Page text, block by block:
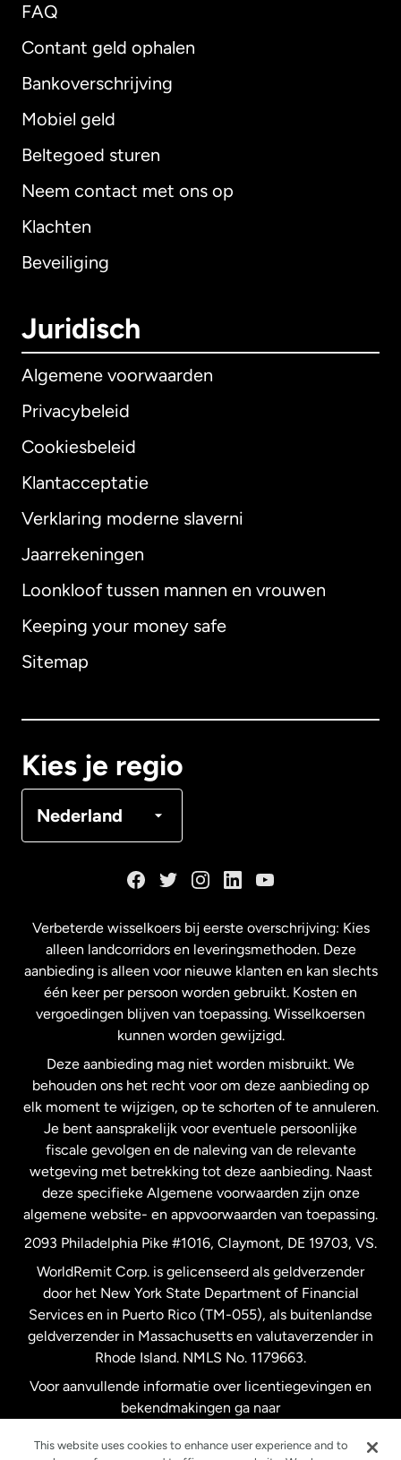
FAQ
Contant geld ophalen
Bankoverschrijving
Mobiel geld
Beltegoed sturen
Neem contact met ons op
Klachten
Beveiliging
Juridisch
Algemene voorwaarden
Privacybeleid
Cookiesbeleid
Klantacceptatie
Verklaring moderne slaverni
Jaarrekeningen
Loonkloof tussen mannen en vrouwen
Keeping your money safe
Sitemap
Kies je regio
Nederland
Internationaal English
Australië
Maleisië
Nederland
Nieuw-Zeeland
Spanje
Verenigd Koninkrijk
Verenigde Staten English
Verenigde Staten Español
Zweden
Verbeterde wisselkoers bij eerste overschrijving: Kies
alleen landcorridors en leveringsmethoden. Deze
aanbieding is alleen voor nieuwe klanten en kan slechts
één keer per persoon worden gebruikt. Kosten en
vergoedingen blijven van toepassing. Wisselkoersen
kunnen worden gewijzigd.
Deze aanbieding mag niet worden misbruikt. We
behouden ons het recht voor om deze aanbieding op
elk moment te wijzigen, op te schorten of te annuleren.
Je bent aansprakelijk voor eventuele persoonlijke
fiscale gevolgen en de naleving van de relevante
wetgeving met betrekking tot deze aanbieding. Naast
deze specifieke Algemene voorwaarden zijn onze
algemene website- en appvoorwaarden van toepassing.
2093 Philadelphia Pike #1016, Claymont, DE 19703, VS.
WorldRemit Corp. is gelicenseerd als geldverzender
door het New York State Department of Financial
Services en in Puerto Rico (TM-055), als buitenlandse
geldverzender in Massachusetts en valutaverzender in
Rhode Island. NMLS No. 1179663.
Voor aanvullende informatie over licentiegevingen en
bekendmakingen ga naar
This website uses cookies to enhance user experience and to